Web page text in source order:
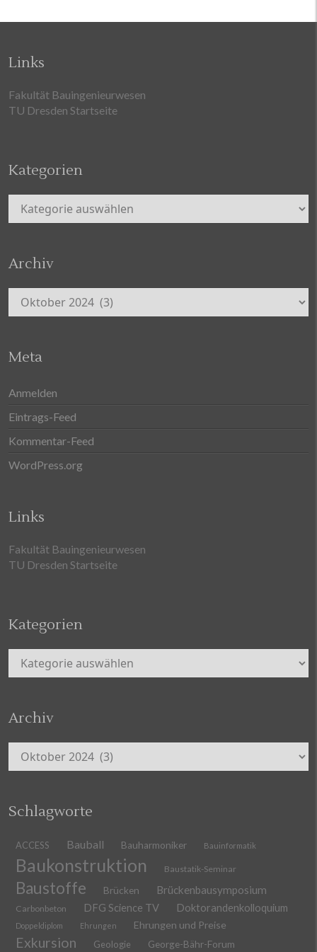
Links
Fakultät Bauingenieurwesen
TU Dresden Startseite
Kategorien
Kategorien
Archiv
Archiv
Meta
Anmelden
Eintrags-Feed
Kommentar-Feed
WordPress.org
Links
Fakultät Bauingenieurwesen
TU Dresden Startseite
Kategorien
Kategorien
Archiv
Archiv
Schlagworte
ACCESS Bauball Bauharmoniker Bauinformatik
Baukonstruktion Baustatik-Seminar
Baustoffe Brücken Brückenbausymposium
Carbonbeton DFG Science TV Doktorandenkolloquium
Doppeldiplom Ehrungen Ehrungen und Preise
Exkursion Geologie George-Bähr-Forum